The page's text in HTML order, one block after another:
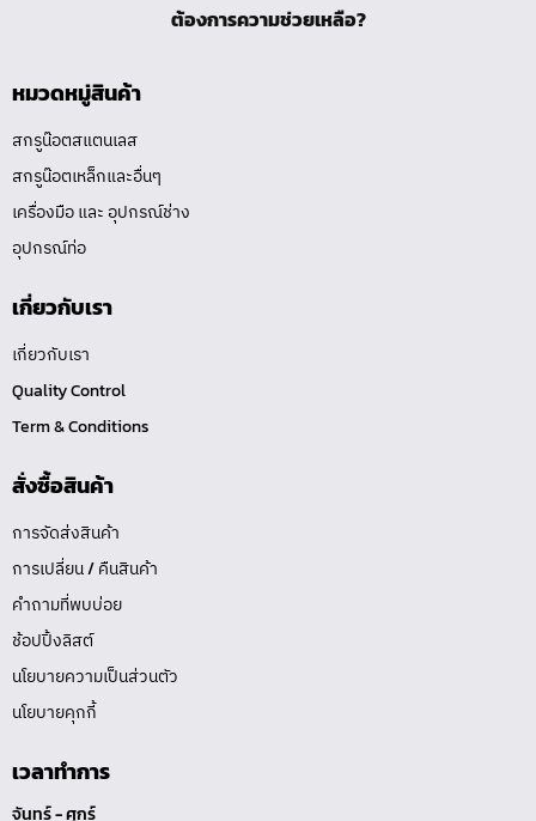
ต้องการความช่วยเหลือ?
หมวดหมู่สินค้า
สกรูน๊อตสแตนเลส
สกรูน๊อตเหล็กและอื่นๆ
เครื่องมือ และ อุปกรณ์ช่าง
อุปกรณ์ท่อ
เกี่ยวกับเรา
เกี่ยวกับเรา
Quality Control
Term & Conditions
สั่งซื้อสินค้า
การจัดส่งสินค้า
การเปลี่ยน / คืนสินค้า
คำถามที่พบบ่อย
ช้อปปิ้งลิสต์
นโยบายความเป็นส่วนตัว
นโยบายคุกกี้
เวลาทำการ
จันทร์ - ศุกร์